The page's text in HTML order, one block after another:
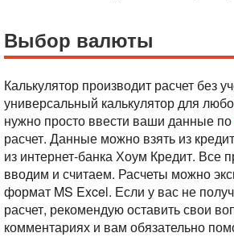
Выбор валюты
Калькулятор производит расчет без
универсальный калькулятор для
нужно просто ввести ваши данные по
расчет. Данные можно взять из
из интернет-банка Хоум Кредит. Все
вводим и считаем. Расчеты можно
формат MS Excel. Если у вас не
расчет, рекомендую оставить свои
комментариях и вам обязательно